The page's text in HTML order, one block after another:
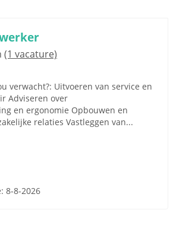
(1 vacature)
verwacht?: Uitvoeren van service en
Adviseren over
en ergonomie Opbouwen en
relaties Vastleggen van...
8-8-2026